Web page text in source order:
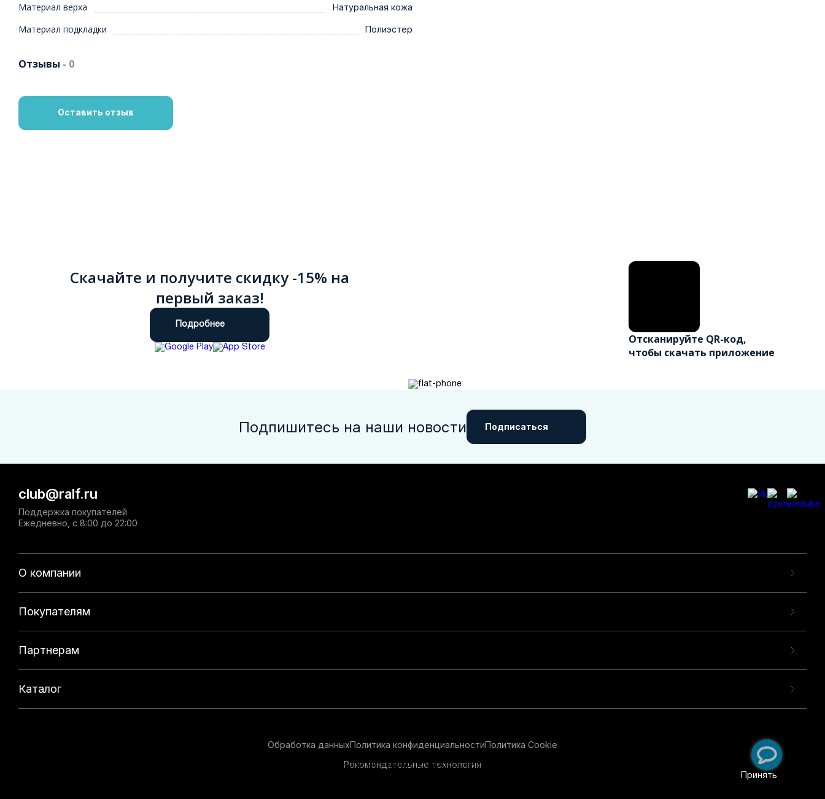
Материал верха Натуральная кожа
Материал подкладки Полиэстер
Отзывы - 0
Оставить отзыв
Скачайте и получите скидку -15% на
первый заказ!
Подробнее
Отсканируйте QR-код,
чтобы скачать приложение
Подпишитесь на наши новости Подписаться
О компании
Покупателям
Партнерам
Каталог
club@ralf.ru
Поддержка покупателей
Ежедневно, с 8:00 до 22:00
Обработка данныхПолитика конфиденциальностиПолитика Cookie
Рекомендательные технологии
Данный веб-сайт использует cookie-файлы и рекомендательные технологии в целях предоставления вам лучшего пользовательского опыта
Принять